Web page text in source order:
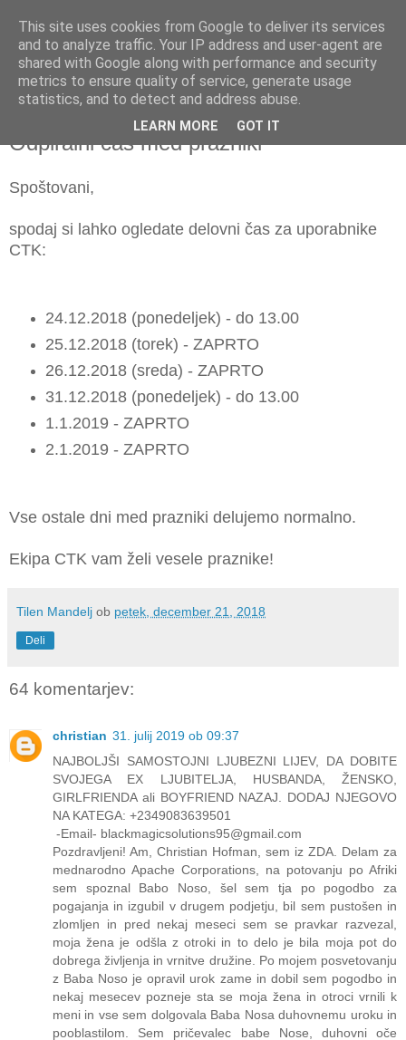
petek, 21. december 2018
Odpiralni čas med prazniki
Spoštovani,
spodaj si lahko ogledate delovni čas za uporabnike
CTK:
24.12.2018 (ponedeljek) - do 13.00
25.12.2018 (torek) - ZAPRTO
26.12.2018 (sreda) - ZAPRTO
31.12.2018 (ponedeljek) - do 13.00
1.1.2019 - ZAPRTO
2.1.2019 - ZAPRTO
Vse ostale dni med prazniki delujemo normalno.
Ekipa CTK vam želi vesele praznike!
Tilen Mandelj ob petek, december 21, 2018
Deli
64 komentarjev:
christian 31. julij 2019 ob 09:37
NAJBOLJŠI SAMOSTOJNI LJUBEZNI LIJEV, DA DOBITE
SVOJEGA EX LJUBITELJA, HUSBANDA, ŽENSKO,
GIRLFRIENDA ali BOYFRIEND NAZAJ. DODAJ NJEGOVO
NA KATEGA: +2349083639501
-Email- blackmagicsolutions95@gmail.com
Pozdravljeni! Am, Christian Hofman, sem iz ZDA. Delam za
mednarodno Apache Corporations, na potovanju po Afriki
sem spoznal Babo Noso, šel sem tja po pogodbo za
pogajanja in izgubil v drugem podjetju, bil sem pustošen in
zlomljen in pred nekaj meseci sem se pravkar razvezal,
moja žena je odšla z otroki in to delo je bila moja pot do
dobrega življenja in vrnitve družine. Po mojem posvetovanju
z Baba Noso je opravil urok zame in dobil sem pogodbo in
nekaj mesecev pozneje sta se moja žena in otroci vrnili k
meni in vse sem dolgovala Baba Nosa duhovnemu uroku in
pooblastilom. Sem pričevalec babe Nose, duhovni oče
This site uses cookies from Google to deliver its services
and to analyze traffic. Your IP address and user-agent are
shared with Google along with performance and security
metrics to ensure quality of service, generate usage
statistics, and to detect and address abuse.
LEARN MORE GOT IT